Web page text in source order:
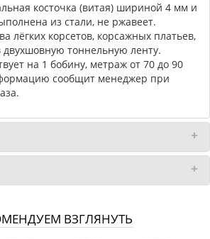
косточка (витая) шириной 4 мм и
из стали, не ржавеет.
лёгких корсетов, корсажных платьев,
двухшовную тоннельную ленту.
на 1 бобину, метраж от 70 до 90
сообщит менеджер при
ВЗГЛЯНУТЬ